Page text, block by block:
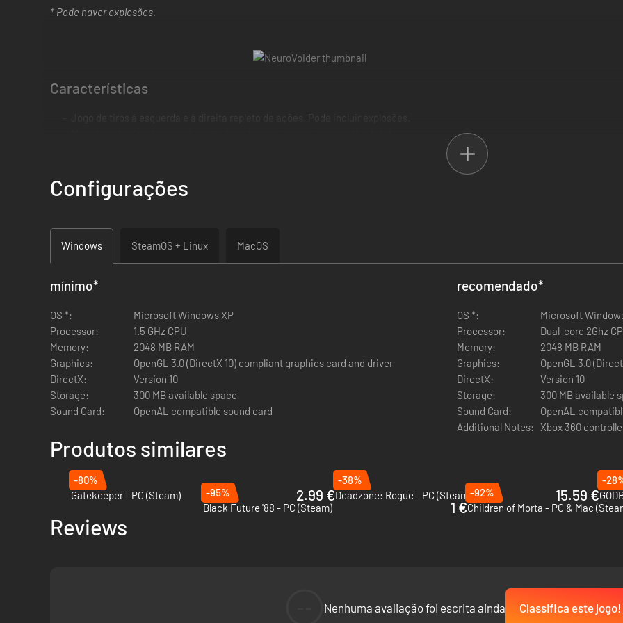
* Pode haver explosões.
Características
Conteúdos e perigos gerados por procedimentos. Esperamos que não se importe com alguns “fim de jogo”.
Um montão de recursos para customizar sua personagem. Arrebente seus inimigos com essa “espingarda de plasma duplo
Chefes gigantescos que desafiam suas habilidades para se desviar das balas. O mais provável é que eles não se ajustem ao
Configurações
Windows SteamOS + Linux MacOS
mínimo*
OS *:
Microsoft Windows XP
Processor:
1.5 GHz CPU
Memory:
2048 MB RAM
Graphics:
OpenGL 3.0 (DirectX 10) compliant graphics card and driver
DirectX:
Version 10
Storage:
300 MB available space
Sound Card:
OpenAL compatible sound card
recomendado*
OS *:
Microsoft
Processor:
Dual-core 2Ghz
Memory:
2048 MB RAM
Graphics:
OpenGL 3.0
DirectX:
Version 10
Storage:
300 MB available
Sound Card:
OpenAL
Additional Notes: Xbox 360
Produtos similares
-80%
Gatekeeper - PC (Steam)
2.99 €
-38%
Deadzone: Rogue - PC (Steam)
15.59 €
-
-95%
Black Future '88 - PC (Steam)
1 €
-92%
Children of Morta - PC & Mac
Reviews
Nenhuma avaliação foi escrita ainda Classifica este jogo!